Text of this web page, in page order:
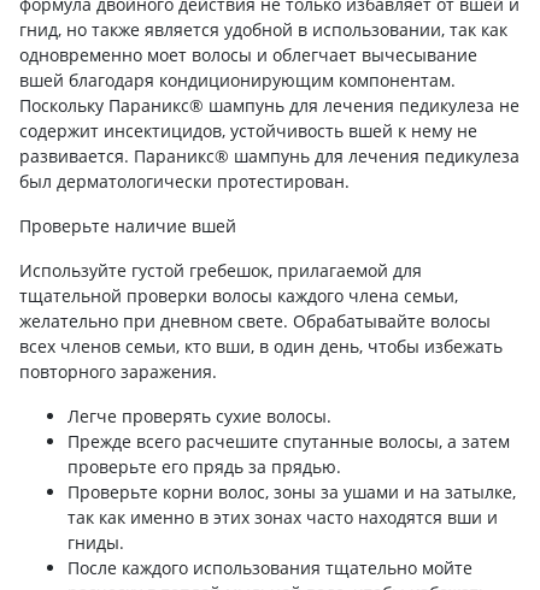
гнид, но также является удобной в использовании, так как
одновременно моет волосы и облегчает вычесывание
вшей благодаря кондиционирующим компонентам.
Поскольку Параникс® шампунь для лечения педикулеза не
содержит инсектицидов, устойчивость вшей к нему не
развивается. Параникс® шампунь для лечения педикулеза
был дерматологически протестирован.
Проверьте наличие вшей
Используйте густой гребешок, прилагаемой для
тщательной проверки волосы каждого члена семьи,
желательно при дневном свете. Обрабатывайте волосы
всех членов семьи, кто вши, в один день, чтобы избежать
повторного заражения.
Легче проверять сухие волосы.
Прежде всего расчешите спутанные волосы, а затем
проверьте его прядь за прядью.
Проверьте корни волос, зоны за ушами и на затылке,
так как именно в этих зонах часто находятся вши и
гниды.
После каждого использования тщательно мойте